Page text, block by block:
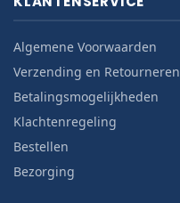
Algemene Voorwaarden
Verzending en Retourneren
Betalingsmogelijkheden
Klachtenregeling
Bestellen
Bezorging